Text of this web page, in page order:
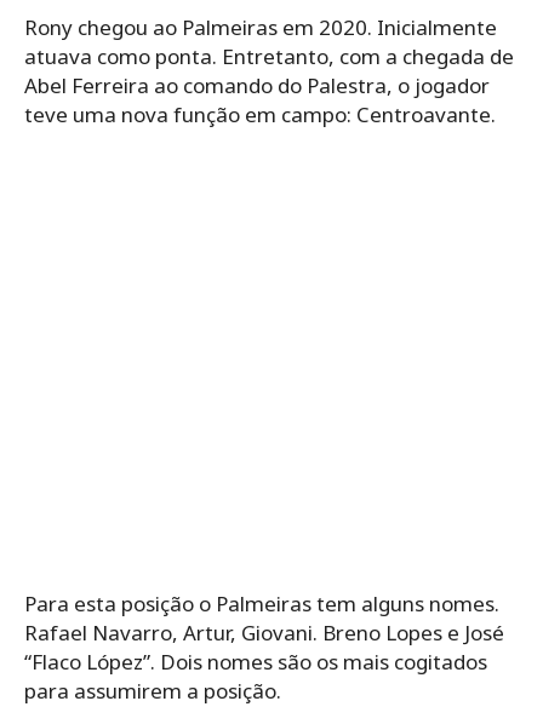
Rony chegou ao Palmeiras em 2020. Inicialmente
atuava como ponta. Entretanto, com a chegada de
Abel Ferreira ao comando do Palestra, o jogador
teve uma nova função em campo: Centroavante.
Para esta posição o Palmeiras tem alguns nomes.
Rafael Navarro, Artur, Giovani. Breno Lopes e José
“Flaco López”. Dois nomes são os mais cogitados
para assumirem a posição.